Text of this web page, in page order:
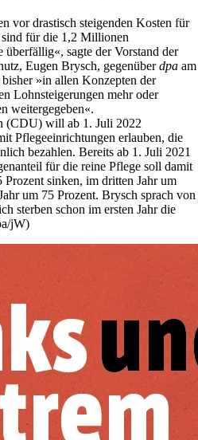
vor drastisch steigenden Kosten für
für die 1,2 Millionen
sagte der Vorstand der
Eugen Brysch, gegenüberdpa am
»in allen Konzepten der
Lohnsteigerungen mehr oder
weitergegeben«.
(CDU) will ab 1. Juli 2022
Pflegeeinrichtungen erlauben, die
bezahlen. Bereits ab 1. Juli 2021
für die reine Pflege soll damit
sinken, im dritten Jahr um
um 75 Prozent. Brysch sprach von
sterben schon im ersten Jahr die
jW)